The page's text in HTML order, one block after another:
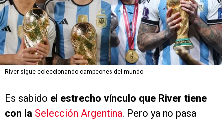
River sigue coleccionando campeones del mundo.
Es sabido el estrecho vínculo que River tiene
con la Selección Argentina. Pero ya no pasa